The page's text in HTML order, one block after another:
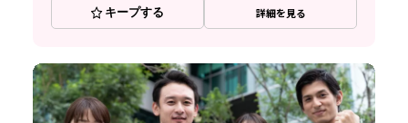
キープする 詳細を見る